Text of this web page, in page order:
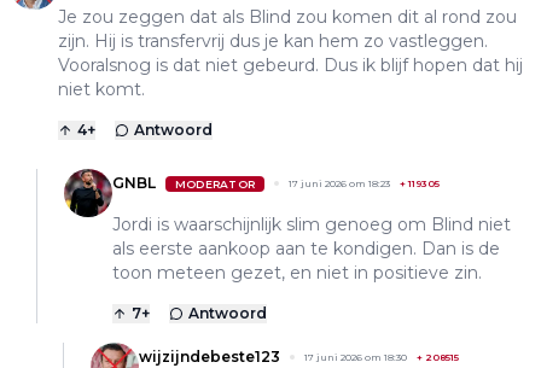
Je zou zeggen dat als Blind zou komen dit al rond zou
zijn. Hij is transfervrij dus je kan hem zo vastleggen.
Vooralsnog is dat niet gebeurd. Dus ik blijf hopen dat hij
niet komt.
4+ Antwoord
GNBL MODERATOR 17 juni 2026 om 18:23 +119305
Jordi is waarschijnlijk slim genoeg om Blind niet
als eerste aankoop aan te kondigen. Dan is de
toon meteen gezet, en niet in positieve zin.
7+ Antwoord
wijzijndebeste123 17 juni 2026 om 18:30 + 208515